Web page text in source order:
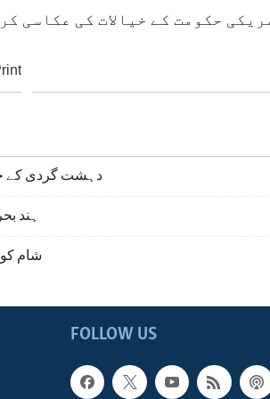
حکومت کے خیالات کی عکاسی
دہشت گردی کے
ہند
شام کو
FOLLOW US